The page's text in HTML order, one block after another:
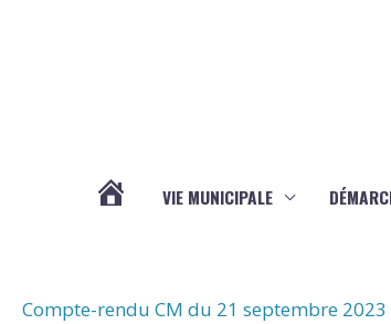
VIE MUNICIPALE
Compte-rendu CM du 21 septembre 2023